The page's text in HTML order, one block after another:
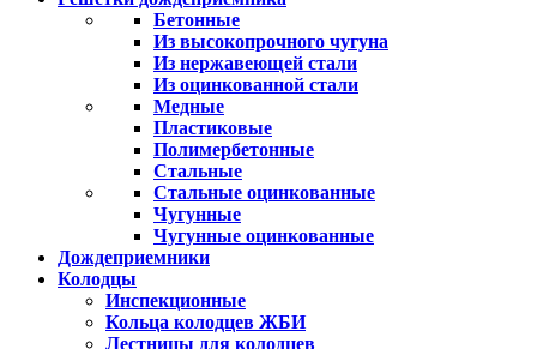
Бетонные
Из высокопрочного чугуна
Из нержавеющей стали
Из оцинкованной стали
Медные
Пластиковые
Полимербетонные
Стальные
Стальные оцинкованные
Чугунные
Чугунные оцинкованные
Дождеприемники
Колодцы
Инспекционные
Кольца колодцев ЖБИ
Лестницы для колодцев